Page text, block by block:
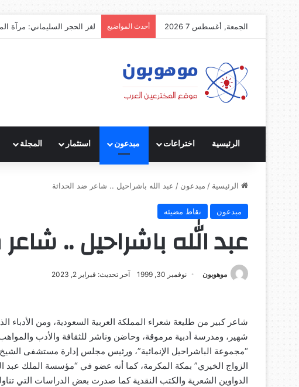
الجمعة, أغسطس 7 2026 أحدث المواضيع لغز الحجر السليماني: مرآة
الرئيسية اختراعات مبدعون استثمار المجلة
الرئيسية / مبدعون / عبد الله باشراحيل .. شاعر ضد الحداثة
مبدعون نقاط مضيئه
عبد الله باشراحيل ..
موهوبون نوفمبر 30, 1999 آخر تحديث: فبراير 2, 2023
شاعر كبير من طليعة شعراء المملكة العربية السعودية، ومن الأدباء
شهير، ومدرسة أدبية مرموقة، وحاضن وناشر للثقافة والأدب
“مجموعة الباشراحيل الإنمائية”، ورئيس مجلس إدارة مستشفى
الزواج الخيري” بمكة المكرمة، كما أنه عضو في “مؤسسة الملك عبد
الدواوين الشعرية والكتب النقدية كما صدرت بعض الدراسات التي